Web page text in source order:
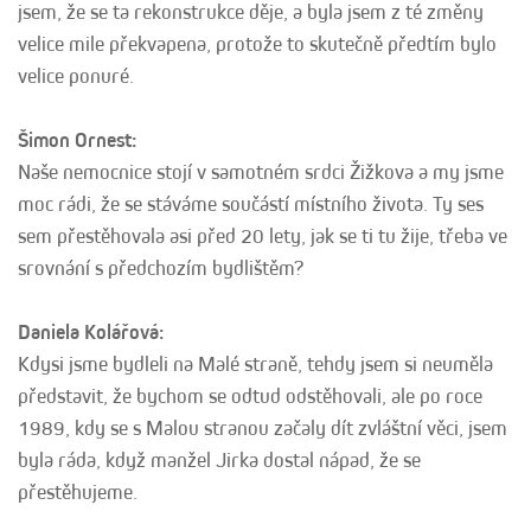
jsem, že se ta rekonstrukce děje, a byla jsem z té změny
velice mile překvapena, protože to skutečně předtím bylo
velice ponuré.
Šimon Ornest:
Naše nemocnice stojí v samotném srdci Žižkova a my jsme
moc rádi, že se stáváme součástí místního života. Ty ses
sem přestěhovala asi před 20 lety, jak se ti tu žije, třeba ve
srovnání s předchozím bydlištěm?
Daniela Kolářová:
Kdysi jsme bydleli na Malé straně, tehdy jsem si neuměla
představit, že bychom se odtud odstěhovali, ale po roce
1989, kdy se s Malou stranou začaly dít zvláštní věci, jsem
byla ráda, když manžel Jirka dostal nápad, že se
přestěhujeme.